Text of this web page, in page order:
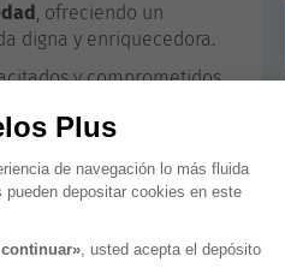
, ofreciendo un
digna y enriquecedora.
y comprometidos
trabajan de manera
necesidades
el máximo confort y
social y el
disfrutar del aire